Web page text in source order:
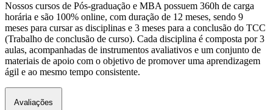
Nossos cursos de Pós-graduação e MBA possuem 360h de carga
horária e são 100% online, com duração de 12 meses, sendo 9
meses para cursar as disciplinas e 3 meses para a conclusão do TCC
(Trabalho de conclusão de curso). Cada disciplina é composta por 3
aulas, acompanhadas de instrumentos avaliativos e um conjunto de
materiais de apoio com o objetivo de promover uma aprendizagem
ágil e ao mesmo tempo consistente.
Avaliações